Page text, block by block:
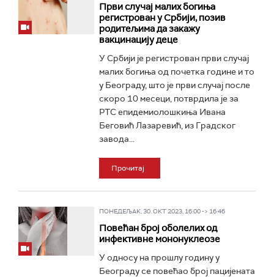
Први случај малих богиња
регистрован у Србији, позив
родитељима да закажу
вакцинацију деце
У Србији је регистрован први случај
малих богиња од почетка године и то
у Београду, што је први случај после
скоро 10 месеци, потврдила је за
РТС епидемиолошкиња Ивана
Беговић Лазаревић, из Градског
завода...
Прочитај
ПОНЕДЕЉАК, 30. ОКТ 2023, 16:00 -> 16:46
Повећан број оболелих од
инфективне мононуклеозе
У односу на прошлу годину у
Београду се повећао број пацијената